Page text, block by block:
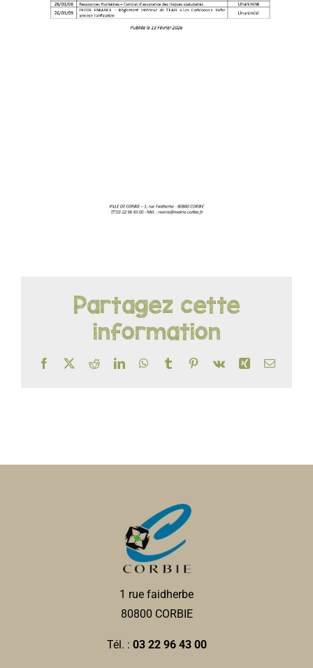
LOISIRS
Partagez cette
information
Facebook
X RedditLinkedInWhatsApp
TumblrPinterest
Vk Xing Email
1 rue faidherbe
80800 CORBIE
Tél. : 03 22 96 43 00